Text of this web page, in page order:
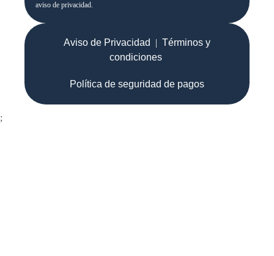
Aviso de Privacidad | Términos y
condiciones
Política de seguridad de pagos
aviso de privacidad.
;